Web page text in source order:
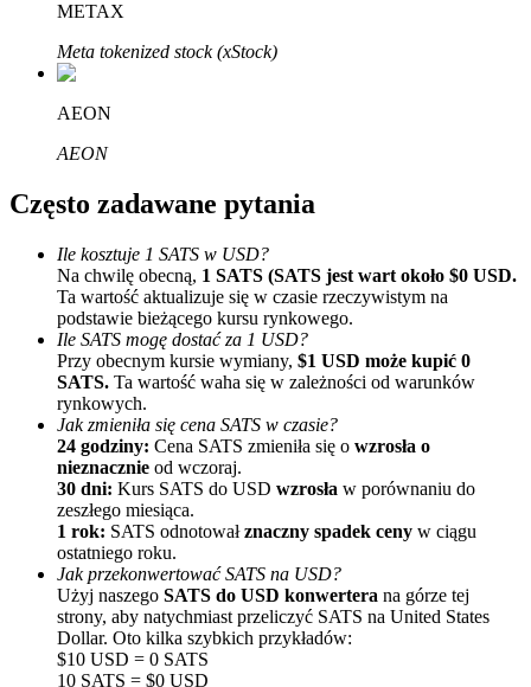
Afiliaci Bitrue
Polecaj
Zaproś przyjaciela, aby otrzymać nagrody pieniężne
BTC Welcome Rewards
METAX
Meta tokenized stock (xStock)
AEON
AEON
Często zadawane pytania
Ile kosztuje 1 SATS w USD?
Na chwilę obecną, 1 SATS (SATS jest wart około $0 USD.
Ta wartość aktualizuje się w czasie rzeczywistym na
podstawie bieżącego kursu rynkowego.
Ile SATS mogę dostać za 1 USD?
Przy obecnym kursie wymiany, $1 USD może kupić 0
SATS. Ta wartość waha się w zależności od warunków
rynkowych.
Jak zmieniła się cena SATS w czasie?
24 godziny: Cena SATS zmieniła się o wzrosła o
nieznacznie od wczoraj.
30 dni: Kurs SATS do USD wzrosła w porównaniu do
zeszłego miesiąca.
1 rok: SATS odnotowałznaczny spadek ceny w ciągu
ostatniego roku.
Jak przekonwertować SATS na USD?
Użyj naszego SATS do USD konwertera na górze tej
strony, aby natychmiast przeliczyć SATS na United States
Dollar. Oto kilka szybkich przykładów:
$10 USD = 0 SATS
10 SATS = $0 USD